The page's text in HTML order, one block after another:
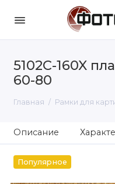
5102C-160X
60-80
Главная Рамки для
Описание
Популярное